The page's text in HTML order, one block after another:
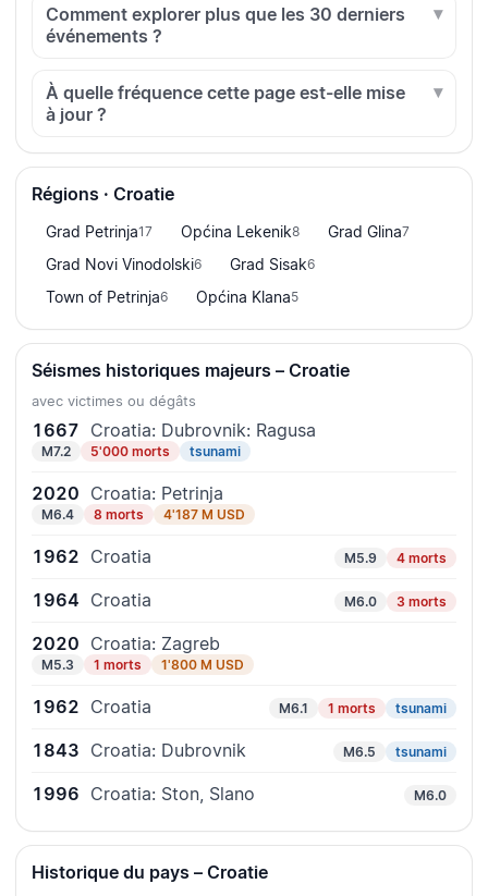
Comment explorer plus que les 30 derniers
événements ?
À quelle fréquence cette page est-elle mise
à jour ?
Régions · Croatie
Grad Petrinja17 Općina Lekenik8 Grad Glina7
Grad Novi Vinodolski6 Grad Sisak6
Town of Petrinja6 Općina Klana5
Séismes historiques majeurs – Croatie
avec victimes ou dégâts
1667 Croatia: Dubrovnik: Ragusa
M7.2 5'000 morts tsunami
2020 Croatia: Petrinja
M6.4 8 morts 4'187 M USD
1962 Croatia M5.9 4 morts
1964 Croatia M6.0 3 morts
2020 Croatia: Zagreb
M5.3 1 morts 1'800 M USD
1962 Croatia M6.1 1 morts tsunami
1843 Croatia: Dubrovnik M6.5 tsunami
1996 Croatia: Ston, Slano M6.0
Historique du pays – Croatie